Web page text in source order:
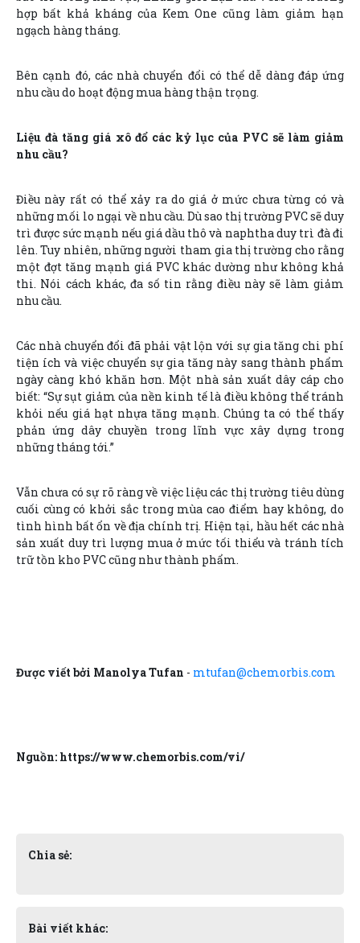
hợp bất khả kháng của Kem One cũng làm giảm hạn
ngạch hàng tháng.
Bên cạnh đó, các nhà chuyển đổi có thể dễ dàng đáp ứng
nhu cầu do hoạt động mua hàng thận trọng.
Liệu đà tăng giá xô đổ các kỷ lục của PVC sẽ làm giảm
nhu cầu?
Điều này rất có thể xảy ra do giá ở mức chưa từng có và
những mối lo ngại về nhu cầu. Dù sao thị trường PVC sẽ duy
trì được sức mạnh nếu giá dầu thô và naphtha duy trì đà đi
lên. Tuy nhiên, những người tham gia thị trường cho rằng
một đợt tăng mạnh giá PVC khác dường như không khả
thi. Nói cách khác, đa số tin rằng điều này sẽ làm giảm
nhu cầu.
Các nhà chuyển đổi đã phải vật lộn với sự gia tăng chi phí
tiện ích và việc chuyển sự gia tăng này sang thành phẩm
ngày càng khó khăn hơn. Một nhà sản xuất dây cáp cho
biết: “Sự sụt giảm của nền kinh tế là điều không thể tránh
khỏi nếu giá hạt nhựa tăng mạnh. Chúng ta có thể thấy
phản ứng dây chuyền trong lĩnh vực xây dựng trong
những tháng tới.”
Vẫn chưa có sự rõ ràng về việc liệu các thị trường tiêu dùng
cuối cùng có khởi sắc trong mùa cao điểm hay không, do
tình hình bất ổn về địa chính trị. Hiện tại, hầu hết các nhà
sản xuất duy trì lượng mua ở mức tối thiểu và tránh tích
trữ tồn kho PVC cũng như thành phẩm.
Được viết bởi Manolya Tufan - mtufan@chemorbis.com
Nguồn: https://www.chemorbis.com/vi/
Chia sẻ:
Bài viết khác: